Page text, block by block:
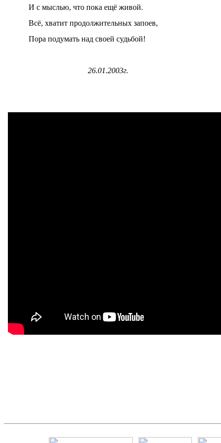
И с мыслью, что пока ещё живой.
Всё, хватит продолжительных запоев,
Пора подумать над своей судьбой!
26.01.2003г.